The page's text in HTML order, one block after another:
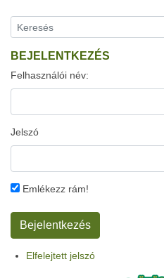
BEJELENTKEZÉS
Felhasználói név:
Jelszó
Emlékezz rám!
Elfelejtett jelszó